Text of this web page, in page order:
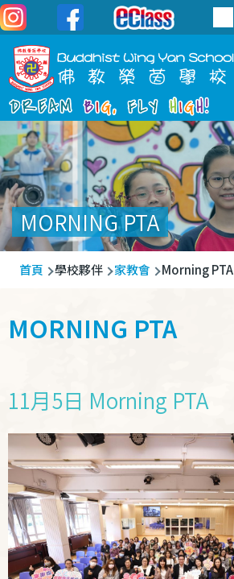
移至主內容
Main
navigation
MORNING PTA
導
連
結
首頁 學校夥伴 家教會 Morning PTA
MORNING PTA
11月5日 Morning PTA